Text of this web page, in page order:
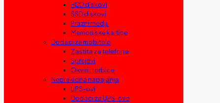
HDD diskovi
SSD diskovi
Prazni mediji
Memorijske kartice
Dodaci za mobitele
Zaštita za telefone
Sprejevi
Okviri i torbice
Neprekidna napajanja
UPS-ovi
Dodaci za UPS-ove